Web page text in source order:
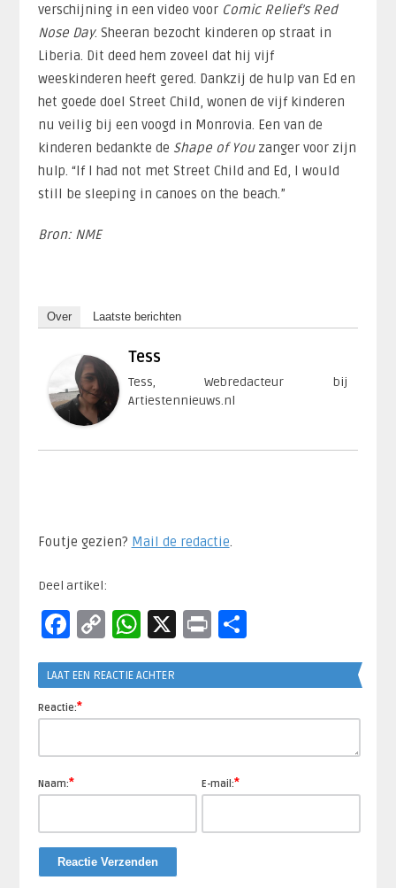
verschijning in een video voor Comic Relief’s Red
Nose Day. Sheeran bezocht kinderen op straat in
Liberia. Dit deed hem zoveel dat hij vijf
weeskinderen heeft gered. Dankzij de hulp van Ed en
het goede doel Street Child, wonen de vijf kinderen
nu veilig bij een voogd in Monrovia. Een van de
kinderen bedankte de Shape of Youzanger voor zijn
hulp. “If I had not met Street Child and Ed, I would
still be sleeping in canoes on the beach.”
Bron: NME
Over Laatste berichten
Tess
Tess, Webredacteur bij
Artiestennieuws.nl
Foutje gezien? Mail de redactie.​
Deel artikel:
Facebook
CopyWhatsApp
X PrintDelen
LAAT EEN REACTIE ACHTER
Reactie:*
Naam:* E-mail:*